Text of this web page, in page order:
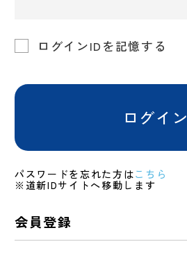
ログインIDを記憶する
ログイン
パスワードを忘れた方はこちら
※道新IDサイトへ移動します
会員登録